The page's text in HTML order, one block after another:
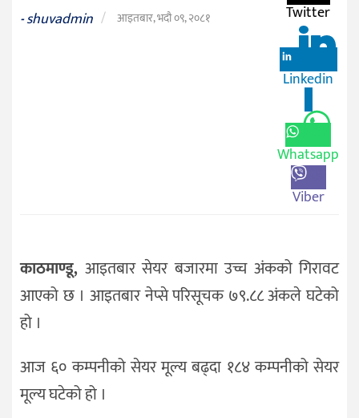
-shuvadmin / आइतबार, भदौ ०९, २०८१
Twitter
Linkedin
Whatsapp
Viber
काठमाण्डू, आइतबार सेयर बजारमा उच्च अंकको गिरावट
आएको छ । आइतबार नेप्से परिसूचक ७९.८८ अंकले घटेको
हो ।
आज ६० कम्पनीको सेयर मूल्य बढ्दा १८४ कम्पनीको सेयर
मूल्य घटेको हो ।